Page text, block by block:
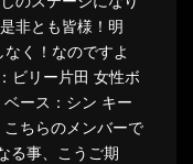
非とも皆様！明
く！なのですよ
ビリー片田 女性ボ
ース：シン キー
ちらのメンバーで
る事、こうご期